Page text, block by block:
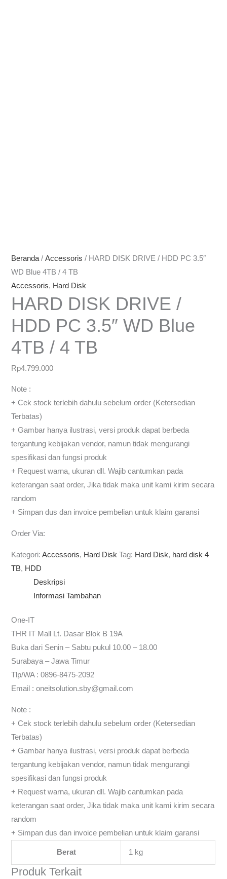
Beranda /Accessoris / HARD DISK DRIVE / HDD PC 3.5″
WD Blue 4TB / 4 TB
Accessoris, Hard Disk
HARD DISK DRIVE /
HDD PC 3.5″ WD Blue
4TB / 4 TB
Rp4.799.000
Note :
+ Cek stock terlebih dahulu sebelum order (Ketersedian
Terbatas)
+ Gambar hanya ilustrasi, versi produk dapat berbeda
tergantung kebijakan vendor, namun tidak mengurangi
spesifikasi dan fungsi produk
+ Request warna, ukuran dll. Wajib cantumkan pada
keterangan saat order, Jika tidak maka unit kami kirim secara
random
+ Simpan dus dan invoice pembelian untuk klaim garansi
Order Via:
Kategori:Accessoris, Hard Disk Tag: Hard Disk, hard disk 4
TB, HDD
Deskripsi
Informasi Tambahan
One-IT
THR IT Mall Lt. Dasar Blok B 19A
Buka dari Senin – Sabtu pukul 10.00 – 18.00
Surabaya – Jawa Timur
Tlp/WA : 0896-8475-2092
Email : oneitsolution.sby@gmail.com
Note :
+ Cek stock terlebih dahulu sebelum order (Ketersedian
Terbatas)
+ Gambar hanya ilustrasi, versi produk dapat berbeda
tergantung kebijakan vendor, namun tidak mengurangi
spesifikasi dan fungsi produk
+ Request warna, ukuran dll. Wajib cantumkan pada
keterangan saat order, Jika tidak maka unit kami kirim secara
random
+ Simpan dus dan invoice pembelian untuk klaim garansi
Berat 1 kg
Produk Terkait